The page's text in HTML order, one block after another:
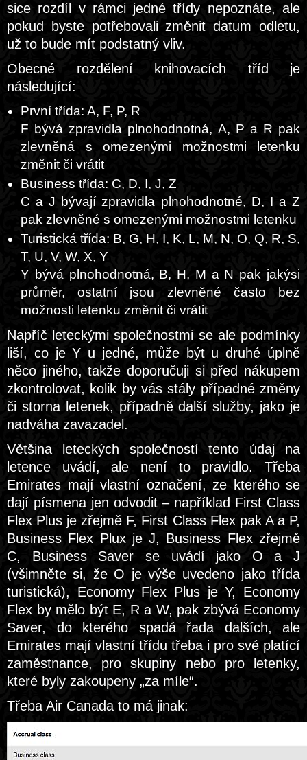
sice rozdíl v rámci jedné třídy nepoznáte, ale
pokud byste potřebovali změnit datum odletu,
už to bude mít podstatný vliv.
Obecné rozdělení knihovacích tříd je
následující:
První třída: A, F, P, R
F bývá zpravidla plnohodnotná, A, P a R pak
zlevněná s omezenými možnostmi letenku
změnit či vrátit
Business třída: C, D, I, J, Z
C a J bývají zpravidla plnohodnotné, D, I a Z
pak zlevněné s omezenými možnostmi letenku
Turistická třída: B, G, H, I, K, L, M, N, O, Q, R, S,
T, U, V, W, X, Y
Y bývá plnohodnotná, B, H, M a N pak jakýsi
průměr, ostatní jsou zlevněné často bez
možnosti letenku změnit či vrátit
Napříč leteckými společnostmi se ale podmínky
liší, co je Y u jedné, může být u druhé úplně
něco jiného, takže doporučuji si před nákupem
zkontrolovat, kolik by vás stály případné změny
či storna letenek, případně další služby, jako je
nadváha zavazadel.
Většina leteckých společností tento údaj na
letence uvádí, ale není to pravidlo. Třeba
Emirates mají vlastní označení, ze kterého se
dají písmena jen odvodit – například First Class
Flex Plus je zřejmě F, First Class Flex pak A a P,
Business Flex Plux je J, Business Flex zřejmě
C, Business Saver se uvádí jako O a J
(všimněte si, že O je výše uvedeno jako třída
turistická), Economy Flex Plus je Y, Economy
Flex by mělo být E, R a W, pak zbývá Economy
Saver, do kterého spadá řada dalších, ale
Emirates mají vlastní třídu třeba i pro své platící
zaměstnance, pro skupiny nebo pro letenky,
které byly zakoupeny „za míle“.
Třeba Air Canada to má jinak: